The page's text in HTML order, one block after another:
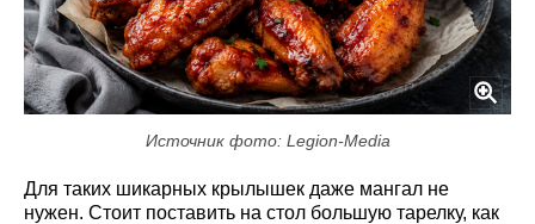
Источник фото: Legion-Media
Для таких шикарных крылышек даже мангал не
нужен. Стоит поставить на стол большую тарелку, как